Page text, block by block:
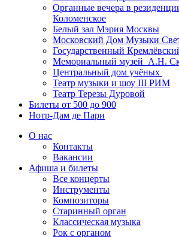
Органные вечера в
Коломенское
Белый зал Мэрия Москвы
Московский Дом Музыки
Государственный
Мемориальный музей А.Н.
Центральный дом учёных
Театр музыки и шоу III РИМ
Театр Терезы Дуровой
Билеты от 500 до 900
Нотр-Дам де Пари
О нас
Контакты
Вакансии
Афиша и билеты
Все концерты
Инструменты
Композиторы
Старинный орган
Классическая музыка
Рок с органом